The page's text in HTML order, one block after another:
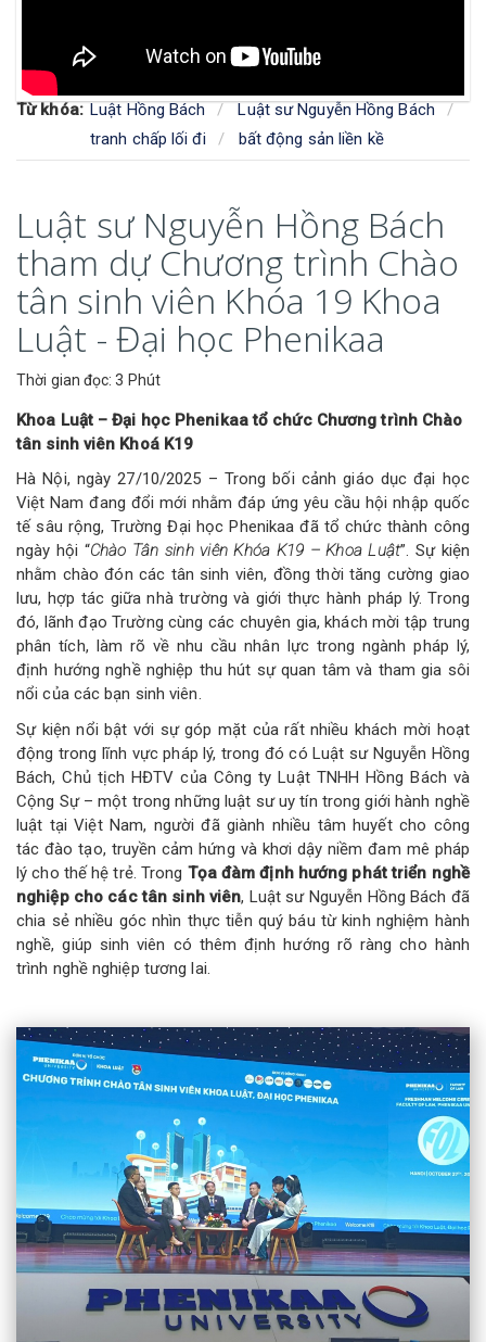
Từ khóa: Luật Hồng Bách
Luật sư Nguyễn Hồng Bách
tranh chấp lối đi
bất động sản liền kề
Luật sư Nguyễn Hồng Bách
tham dự Chương trình Chào
tân sinh viên Khóa 19 Khoa
Luật - Đại học Phenikaa
Thời gian đọc: 3 Phút
Khoa Luật – Đại học Phenikaa tổ chức Chương trình Chào
tân sinh viên Khoá K19
Hà Nội, ngày 27/10/2025 – Trong bối cảnh giáo dục đại học
Việt Nam đang đổi mới nhằm đáp ứng yêu cầu hội nhập quốc
tế sâu rộng, Trường Đại học Phenikaa đã tổ chức thành công
ngày hội “Chào Tân sinh viên Khóa K19 – Khoa Luật”. Sự kiện
nhằm chào đón các tân sinh viên, đồng thời tăng cường giao
lưu, hợp tác giữa nhà trường và giới thực hành pháp lý. Trong
đó, lãnh đạo Trường cùng các chuyên gia, khách mời tập trung
phân tích, làm rõ về nhu cầu nhân lực trong ngành pháp lý,
định hướng nghề nghiệp thu hút sự quan tâm và tham gia sôi
nổi của các bạn sinh viên.
Sự kiện nổi bật với sự góp mặt của rất nhiều khách mời hoạt
động trong lĩnh vực pháp lý, trong đó có Luật sư Nguyễn Hồng
Bách, Chủ tịch HĐTV của Công ty Luật TNHH Hồng Bách và
Cộng Sự – một trong những luật sư uy tín trong giới hành nghề
luật tại Việt Nam, người đã giành nhiều tâm huyết cho công
tác đào tạo, truyền cảm hứng và khơi dậy niềm đam mê pháp
lý cho thế hệ trẻ. Trong Tọa đàm định hướng phát triển nghề
nghiệp cho các tân sinh viên, Luật sư Nguyễn Hồng Bách đã
chia sẻ nhiều góc nhìn thực tiễn quý báu từ kinh nghiệm hành
nghề, giúp sinh viên có thêm định hướng rõ ràng cho hành
trình nghề nghiệp tương lai.